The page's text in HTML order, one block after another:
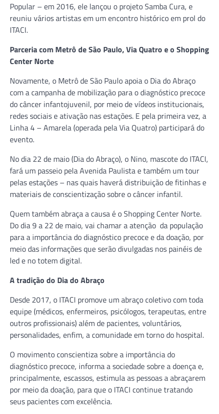
Popular – em 2016, ele lançou o projeto Samba Cura, e
reuniu vários artistas em um encontro histórico em prol do
ITACI.
Parceria com Metrô de São Paulo, Via Quatro e o Shopping
Center Norte
Novamente, o Metrô de São Paulo apoia o Dia do Abraço
com a campanha de mobilização para o diagnóstico precoce
do câncer infantojuvenil, por meio de vídeos institucionais,
redes sociais e ativação nas estações. E pela primeira vez, a
Linha 4 – Amarela (operada pela Via Quatro) participará do
evento.
No dia 22 de maio (Dia do Abraço), o Nino, mascote do ITACI,
fará um passeio pela Avenida Paulista e também um tour
pelas estações – nas quais haverá distribuição de fitinhas e
materiais de conscientização sobre o câncer infantil.
Quem também abraça a causa é o Shopping Center Norte.
Do dia 9 a 22 de maio, vai chamar a atenção da população
para a importância do diagnóstico precoce e da doação, por
meio das informações que serão divulgadas nos painéis de
led e no totem digital.
A tradição do Dia do Abraço
Desde 2017, o ITACI promove um abraço coletivo com toda
equipe (médicos, enfermeiros, psicólogos, terapeutas, entre
outros profissionais) além de pacientes, voluntários,
personalidades, enfim, a comunidade em torno do hospital.
O movimento conscientiza sobre a importância do
diagnóstico precoce, informa a sociedade sobre a doença e,
principalmente, escassos, estimula as pessoas a abraçarem
por meio da doação, para que o ITACI continue tratando
seus pacientes com excelência.